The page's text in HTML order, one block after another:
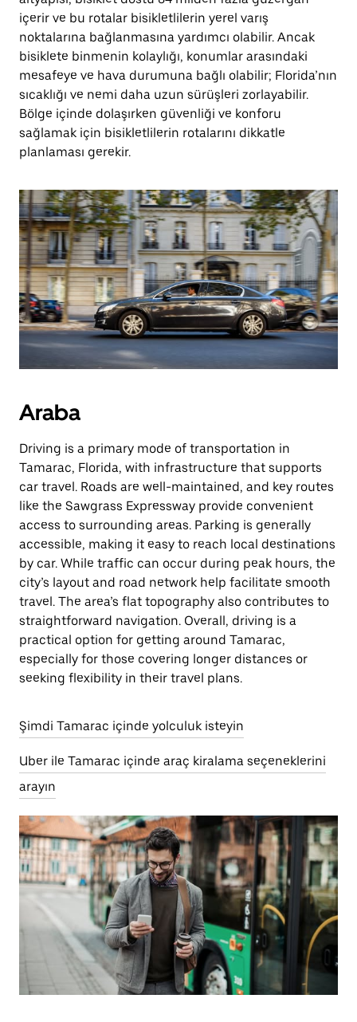
içerir ve bu rotalar bisikletlilerin yerel varış
noktalarına bağlanmasına yardımcı olabilir. Ancak
bisiklete binmenin kolaylığı, konumlar arasındaki
mesafeye ve hava durumuna bağlı olabilir; Florida’nın
sıcaklığı ve nemi daha uzun sürüşleri zorlayabilir.
Bölge içinde dolaşırken güvenliği ve konforu
sağlamak için bisikletlilerin rotalarını dikkatle
planlaması gerekir.
Araba
Driving is a primary mode of transportation in
Tamarac, Florida, with infrastructure that supports
car travel. Roads are well-maintained, and key routes
like the Sawgrass Expressway provide convenient
access to surrounding areas. Parking is generally
accessible, making it easy to reach local destinations
by car. While traffic can occur during peak hours, the
city’s layout and road network help facilitate smooth
travel. The area’s flat topography also contributes to
straightforward navigation. Overall, driving is a
practical option for getting around Tamarac,
especially for those covering longer distances or
seeking flexibility in their travel plans.
Şimdi Tamarac içinde yolculuk isteyin
Uber ile Tamarac içinde araç kiralama seçeneklerini
arayın